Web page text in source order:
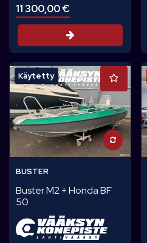
11 300,00 €
Tarjouspyyntö
Käytetty
BUSTER
Buster M2 + Honda BF
50